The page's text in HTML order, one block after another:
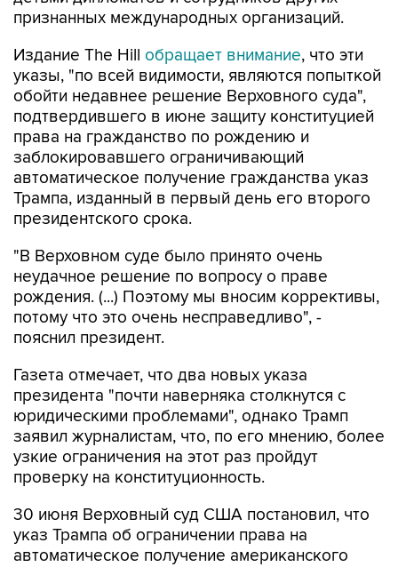
признанных международных организаций.
Издание The Hill обращает внимание, что эти
указы, "по всей видимости, являются попыткой
обойти недавнее решение Верховного суда",
подтвердившего в июне защиту конституцией
права на гражданство по рождению и
заблокировавшего ограничивающий
автоматическое получение гражданства указ
Трампа, изданный в первый день его второго
президентского срока.
"В Верховном суде было принято очень
неудачное решение по вопросу о праве
рождения. (...) Поэтому мы вносим коррективы,
потому что это очень несправедливо", -
пояснил президент.
Газета отмечает, что два новых указа
президента "почти наверняка столкнутся с
юридическими проблемами", однако Трамп
заявил журналистам, что, по его мнению, более
узкие ограничения на этот раз пройдут
проверку на конституционность.
30 июня Верховный суд США постановил, что
указ Трампа об ограничении права на
автоматическое получение американского